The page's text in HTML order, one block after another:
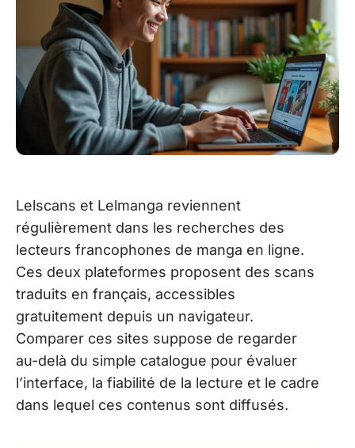
Lelscans et Lelmanga reviennent
régulièrement dans les recherches des
lecteurs francophones de manga en ligne.
Ces deux plateformes proposent des scans
traduits en français, accessibles
gratuitement depuis un navigateur.
Comparer ces sites suppose de regarder
au-delà du simple catalogue pour évaluer
l’interface, la fiabilité de la lecture et le cadre
dans lequel ces contenus sont diffusés.